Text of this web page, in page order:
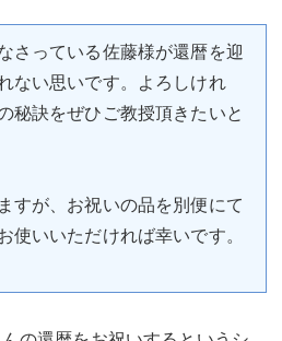
さっている佐藤様が還暦を迎
ない思いです。よろしけれ
秘訣をぜひご教授頂きたいと
すが、お祝いの品を別便にて
使いいただければ幸いです。